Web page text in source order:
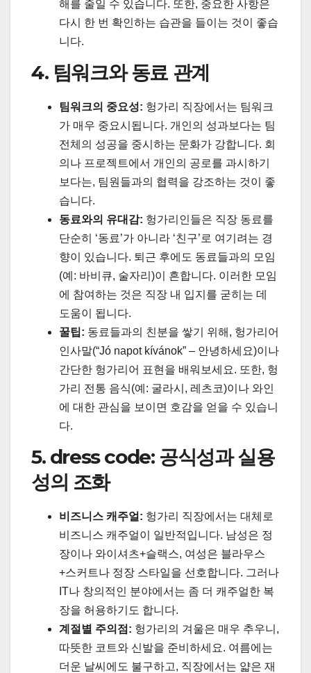
해를 줄일 수 있습니다. 또한, 중요한 사항은
다시 한 번 확인하는 습관을 들이는 것이 좋습
니다.
4. 팀워크와 동료 관계
팀워크의 중요성: 헝가리 직장에서는 팀워크
가 매우 중요시됩니다. 개인의 성과보다는 팀
전체의 성공을 중시하는 문화가 강합니다. 회
의나 프로젝트에서 개인의 공로를 과시하기
보다는, 팀원들과의 협력을 강조하는 것이 좋
습니다.
동료와의 유대감: 헝가리인들은 직장 동료를
단순히 ‘동료’가 아니라 ‘친구’로 여기려는 경
향이 있습니다. 퇴근 후에도 동료들과의 모임
(예: 바비큐, 술자리)이 흔합니다. 이러한 모임
에 참여하는 것은 직장 내 입지를 굳히는 데
도움이 됩니다.
꿀팁: 동료들과의 친분을 쌓기 위해, 헝가리어
인사말(“Jó napot kívánok” – 안녕하세요)이나
간단한 헝가리어 표현을 배워보세요. 또한, 헝
가리 전통 음식(예: 굴라시, 레츠코)이나 와인
에 대한 관심을 보이면 호감을 얻을 수 있습니
다.
5. dress code: 공식성과 실용
성의 조화
비즈니스 캐주얼: 헝가리 직장에서는 대체로
비즈니스 캐주얼이 일반적입니다. 남성은 정
장이나 와이셔츠+슬랙스, 여성은 블라우스
+스커트나 정장 스타일을 선호합니다. 그러나
IT나 창의적인 분야에서는 좀 더 캐주얼한 복
장을 허용하기도 합니다.
계절별 주의점: 헝가리의 겨울은 매우 추우니,
따뜻한 코트와 신발을 준비하세요. 여름에는
더운 날씨에도 불구하고, 직장에서는 얇은 재